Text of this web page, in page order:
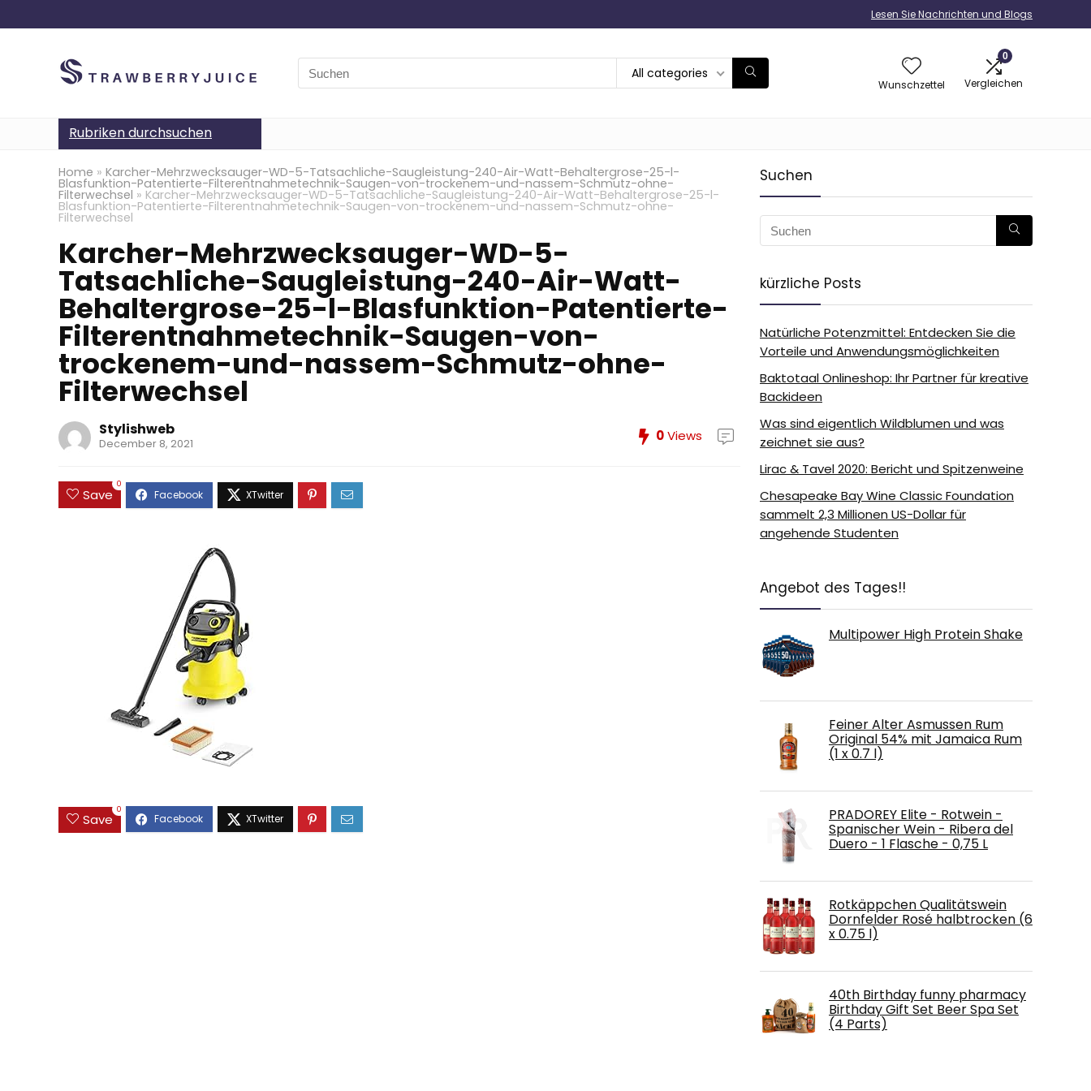
Lesen Sie Nachrichten und Blogs
Search
for:
All categories
Wunschzettel
0
Vergleichen
Rubriken durchsuchen
Home » Karcher-Mehrzwecksauger-WD-5-Tatsachliche-Saugleistung-240-Air-Watt-Behaltergrose-25-l-
Blasfunktion-Patentierte-Filterentnahmetechnik-Saugen-von-trockenem-und-nassem-Schmutz-ohne-
Filterwechsel » Karcher-Mehrzwecksauger-WD-5-Tatsachliche-Saugleistung-240-Air-Watt-Behaltergrose-25-l-
Blasfunktion-Patentierte-Filterentnahmetechnik-Saugen-von-trockenem-und-nassem-Schmutz-ohne-
Filterwechsel
Karcher-Mehrzwecksauger-WD-5-
Tatsachliche-Saugleistung-240-Air-Watt-
Behaltergrose-25-l-Blasfunktion-Patentierte-
Filterentnahmetechnik-Saugen-von-
trockenem-und-nassem-Schmutz-ohne-
Filterwechsel
Stylishweb
December 8, 2021 0Views
Save
0
Save
0
Suchen
kürzliche Posts
Natürliche Potenzmittel: Entdecken Sie die
Vorteile und Anwendungsmöglichkeiten
Baktotaal Onlineshop: Ihr Partner für kreative
Backideen
Was sind eigentlich Wildblumen und was
zeichnet sie aus?
Lirac & Tavel 2020: Bericht und Spitzenweine
Chesapeake Bay Wine Classic Foundation
sammelt 2,3 Millionen US-Dollar für
angehende Studenten
Angebot des Tages!!
Multipower High Protein Shake
Feiner Alter Asmussen Rum
Original 54% mit Jamaica Rum
(1 x 0.7 l)
PRADOREY Elite - Rotwein -
Spanischer Wein - Ribera del
Duero - 1 Flasche - 0,75 L
Rotkäppchen Qualitätswein
Dornfelder Rosé halbtrocken (6
x 0.75 l)
40th Birthday funny pharmacy
Birthday Gift Set Beer Spa Set
(4 Parts)